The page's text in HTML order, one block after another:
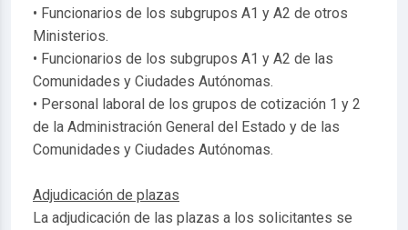
• Funcionarios de los subgrupos A1 y A2 de otros
Ministerios.
• Funcionarios de los subgrupos A1 y A2 de las
Comunidades y Ciudades Autónomas.
• Personal laboral de los grupos de cotización 1 y 2
de la Administración General del Estado y de las
Comunidades y Ciudades Autónomas.
Adjudicación de plazas
La adjudicación de las plazas a los solicitantes se